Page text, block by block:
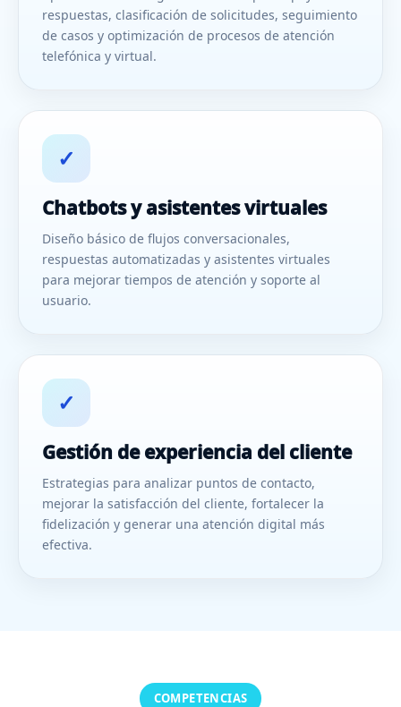
respuestas, clasificación de solicitudes, seguimiento
de casos y optimización de procesos de atención
telefónica y virtual.
✓
Chatbots y asistentes virtuales
Diseño básico de flujos conversacionales,
respuestas automatizadas y asistentes virtuales
para mejorar tiempos de atención y soporte al
usuario.
✓
Gestión de experiencia del cliente
Estrategias para analizar puntos de contacto,
mejorar la satisfacción del cliente, fortalecer la
fidelización y generar una atención digital más
efectiva.
COMPETENCIAS